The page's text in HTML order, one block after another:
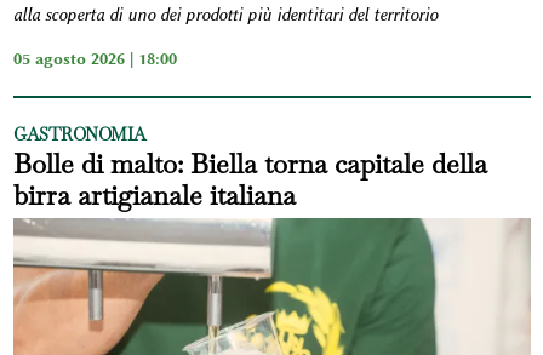
alla scoperta di uno dei prodotti più identitari del territorio
05 agosto 2026 | 18:00
GASTRONOMIA
Bolle di malto: Biella torna capitale della
birra artigianale italiana